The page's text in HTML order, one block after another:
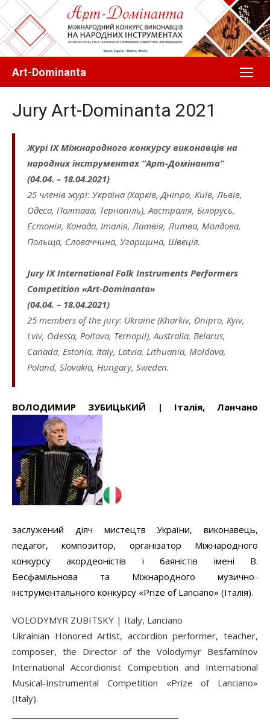
Перейти
до
вмісту
Art-Dominanta
Jury Art-Dominanta 2021
Журі IX Міжнародного конкурсу виконавців на
народних інструментах “Арт-Домінанта”
(04.04. – 18.04.2021)
25 членів журі: Україна (Харків, Дніпро, Київ, Львів,
Одеса, Полтава, Тернопіль), Австралія, Білорусь,
Естонія, Канада, Італія, Латвія, Литва, Молдова,
Польща, Словаччина, Угорщина, Швеція.
JuryIX International Folk Instruments Performers
Competition «Art-Dominanta»
(04.04. – 18.04.2021)
25 members of the jury: Ukraine (Kharkiv, Dnipro, Kyiv,
Lviv, Odessa, Poltava, Ternopil), Australia, Belarus,
Canada, Estonia, Italy, Latvia, Lithuania, Moldova,
Poland, Slovakia, Hungary, Sweden.
ВОЛОДИМИР ЗУБИЦЬКИЙ | Італія, Ланчано
заслужений діяч мистецтв України, виконавець,
педагог, композитор, організатор Міжнародного
конкурсу акордеоністів і баяністів імені В.
Бесфамільнова та Міжнародного музично-
інструментального конкурсу «Prize of Lanciano» (Італія).
VOLODYMYR ZUBITSKY | Italy, Lanciano
Ukrainian Honored Artist, accordion performer, teacher,
composer, the Director of the Volodymyr Besfamilnov
International Аccordionist Сompetition and International
Musical-Instrumental Competition «Prize of Lanciano»
(Italy).